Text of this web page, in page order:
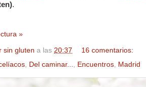
.
»
sin gluten a las 20:37
16 comentarios:
Del caminar... Encuentros Madrid